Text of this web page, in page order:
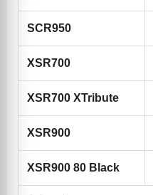
SCR950
XSR700
XSR700 XTribute
XSR900
XSR900 80 Black